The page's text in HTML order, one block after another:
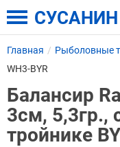
СУСАНИН
Главная Рыболовные
WH3-BYR
Балансир
3см, 5,3гр.,
тройнике